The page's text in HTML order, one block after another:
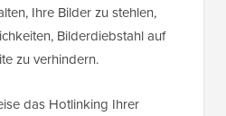
Ihre Bilder zu stehlen,
Bilderdiebstahl auf
zu verhindern.
das Hotlinking Ihrer